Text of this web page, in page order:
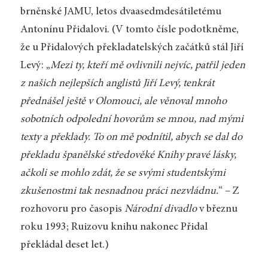
brněnské JAMU, letos dvaasedmdesátiletému
Antonínu Přidalovi. (V tomto čísle podotkněme,
že u Přidalových překladatelských začátků stál Jiří
Levý: „Mezi ty, kteří mě ovlivnili nejvíc, patřil jeden
z našich nejlepších anglistů Jiří Levý, tenkrát
přednášel ještě v Olomouci, ale věnoval mnoho
sobotních odpolední hovorům se mnou, nad mými
texty a překlady. To on mě podnítil, abych se dal do
překladu španělské středověké Knihy pravé lásky,
ačkoli se mohlo zdát, že se svými studentskými
zkušenostmi tak nesnadnou práci nezvládnu.“ – Z
rozhovoru pro časopis Národní divadlov březnu
roku 1993; Ruizovu knihu nakonec Přidal
překládal deset let.)